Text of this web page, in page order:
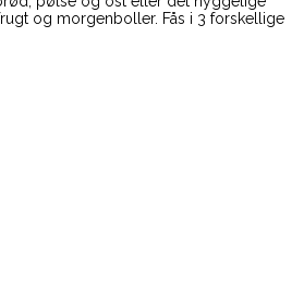
og morgenboller. Fås i 3 forskellige